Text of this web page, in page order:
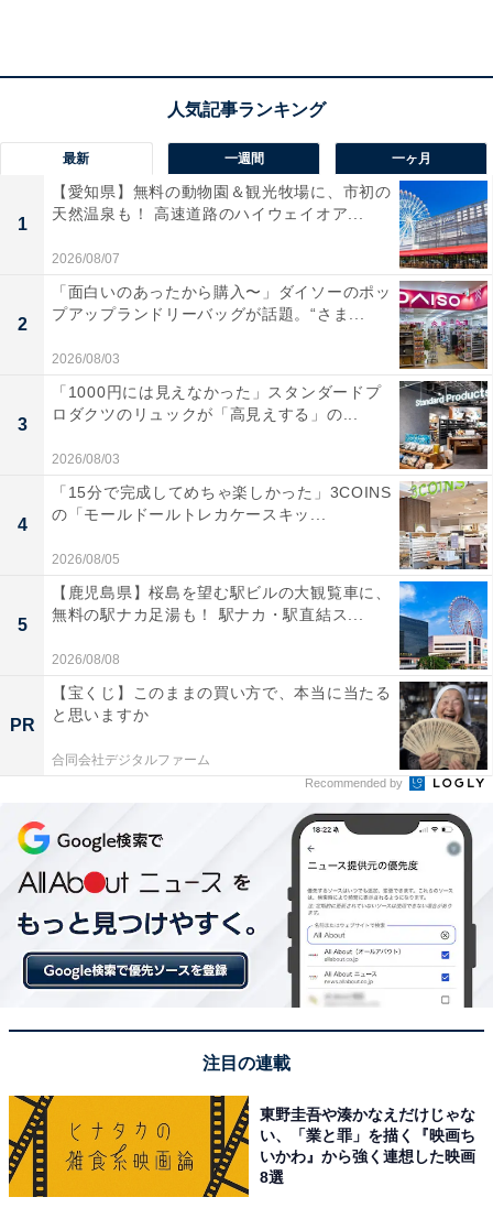
手の豊かな味覚をバイキングで満喫したい人におすすめ
あわせて読みたい
【つなぎ温泉の人気ホテル】「盛岡つなぎ温
泉 愛真館」が選ばれる理由
※掲載されている情報は記事公開時のものです。あらか
じめご了承ください。 また、記事中の宿泊プランを予約
すると、売上の一部がオールアバウトに還元されること
があります。
All About ニュース 旅行
全国の人気ホテルから今泊まりたい宿を厳選してご紹介。日々更新
される売れ筋ランキングや、見逃せないセール・キャンペーン情報
など、お得に旅を楽しむための秘けつが満載です。さらに、ここで
しか読めない独自コンテンツも充実。編集部員による宿泊レビュー
では、公式Webサイトだけでは分からないリアルな様子を紹介しま
す。
...続きを読む
こちらもおすすめ
【楽天トラベル売れ筋1位】福島県「磐梯名湯リ
ゾート ボナリの森」は日本屈指の湯量を誇る源
最新 一週間 一ヶ月
1
【愛知県】無料の動物園＆観光牧場に、市初の
天然温泉も！ 高速道路のハイウェイオア...
2026/08/07
2
「面白いのあったから購入〜」ダイソーのポッ
プアップランドリーバッグが話題。“さま...
2026/08/03
3
「1000円には見えなかった」スタンダードプ
ロダクツのリュックが「高見えする」の...
2026/08/03
4
「15分で完成してめちゃ楽しかった」3COINS
の「モールドールトレカケースキッ...
2026/08/05
5
【鹿児島県】桜島を望む駅ビルの大観覧車に、
無料の駅ナカ足湯も！ 駅ナカ・駅直結ス...
2026/08/08
PR
【宝くじ】このままの買い方で、本当に当たる
と思いますか
合同会社デジタルファーム
Recommended by
注目の連載
東野圭吾や湊かなえだけじゃな
い、「業と罪」を描く『映画ち
いかわ』から強く連想した映画
8選